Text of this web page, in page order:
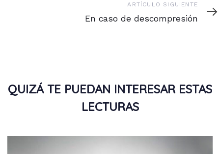
siguiente
ARTÍCULO SIGUIENTE
En caso de descompresión
QUIZÁ TE PUEDAN INTERESAR ESTAS
LECTURAS